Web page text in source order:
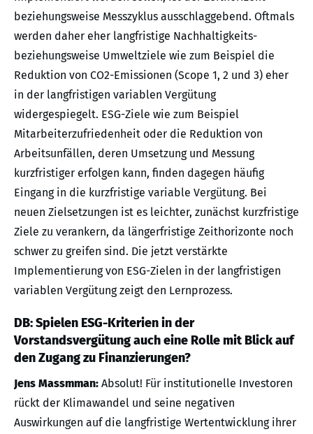
beziehungsweise Messzyklus ausschlaggebend. Oftmals
werden daher eher langfristige Nachhaltigkeits-
beziehungsweise Umweltziele wie zum Beispiel die
Reduktion von CO2-Emissionen (Scope 1, 2 und 3) eher
in der langfristigen variablen Vergütung
widergespiegelt. ESG-Ziele wie zum Beispiel
Mitarbeiterzufriedenheit oder die Reduktion von
Arbeitsunfällen, deren Umsetzung und Messung
kurzfristiger erfolgen kann, finden dagegen häufig
Eingang in die kurzfristige variable Vergütung. Bei
neuen Zielsetzungen ist es leichter, zunächst kurzfristige
Ziele zu verankern, da längerfristige Zeithorizonte noch
schwer zu greifen sind. Die jetzt verstärkte
Implementierung von ESG-Zielen in der langfristigen
variablen Vergütung zeigt den Lernprozess.
DB: Spielen ESG-Kriterien in der
Vorstandsvergütung auch eine Rolle mit Blick auf
den Zugang zu Finanzierungen?
Jens Massmman: Absolut! Für institutionelle Investoren
rückt der Klimawandel und seine negativen
Auswirkungen auf die langfristige Wertentwicklung ihrer